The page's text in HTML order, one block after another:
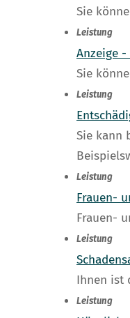
Sie
Leistung
Anzeige
Sie
Leistung
Sie kann
Leistung
Frauen-
Frauen-
Leistung
Ihnen ist
Leistung